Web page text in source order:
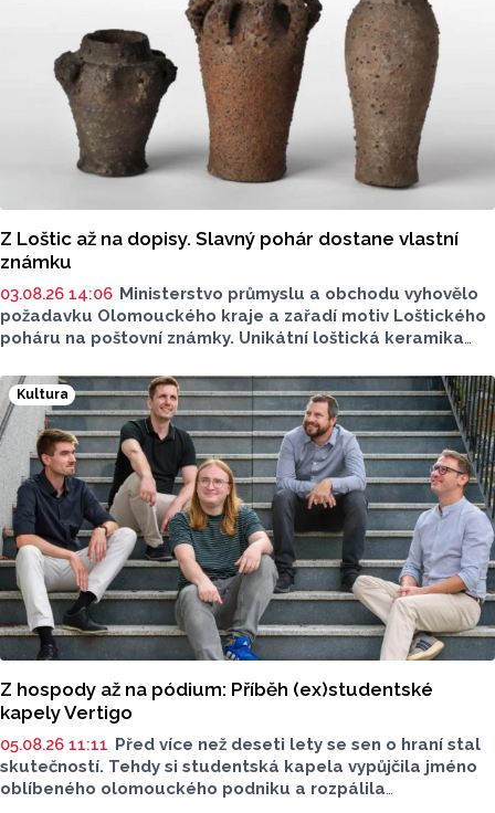
Z Loštic až na dopisy. Slavný pohár dostane vlastní
známku
03.08.26 14:06 Ministerstvo průmyslu a obchodu vyhovělo
požadavku Olomouckého kraje a zařadí motiv Loštického
poháru na poštovní známky. Unikátní loštická keramika
konce 14. zhruba do poloviny 16. století.
Kultura
Z hospody až na pódium: Příběh (ex)studentské
kapely Vertigo
05.08.26 11:11 Před více než deseti lety se sen o hraní stal
skutečností. Tehdy si studentská kapela vypůjčila jméno
oblíbeného olomouckého podniku a rozpálila